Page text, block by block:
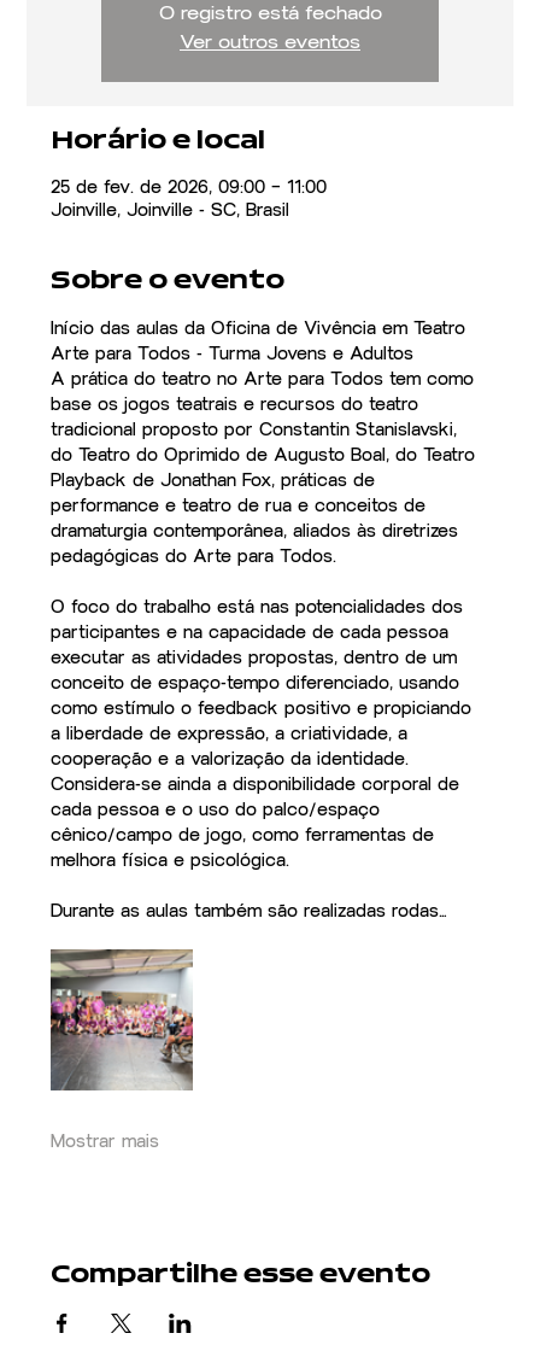
O registro está fechado
Ver outros eventos
Horário e local
25 de fev. de 2026, 09:00 – 11:00
Joinville, Joinville - SC, Brasil
Sobre o evento
Início das aulas da Oficina de Vivência em Teatro
Arte para Todos - Turma Jovens e Adultos
A prática do teatro no Arte para Todos tem como
base os jogos teatrais e recursos do teatro
tradicional proposto por Constantin Stanislavski,
do Teatro do Oprimido de Augusto Boal, do Teatro
Playback de Jonathan Fox, práticas de
performance e teatro de rua e conceitos de
dramaturgia contemporânea, aliados às diretrizes
pedagógicas do Arte para Todos.
O foco do trabalho está nas potencialidades dos
participantes e na capacidade de cada pessoa
executar as atividades propostas, dentro de um
conceito de espaço-tempo diferenciado, usando
como estímulo o feedback positivo e propiciando
a liberdade de expressão, a criatividade, a
cooperação e a valorização da identidade.
Considera-se ainda a disponibilidade corporal de
cada pessoa e o uso do palco/espaço
cênico/campo de jogo, como ferramentas de
melhora física e psicológica.
Durante as aulas também são realizadas rodas…
Mostrar mais
Compartilhe esse evento